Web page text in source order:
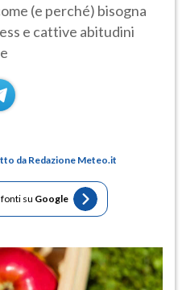
(e perché) bisogna
e cattive abitudini
da Redazione Meteo.it
su Google